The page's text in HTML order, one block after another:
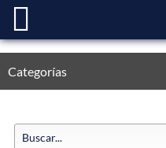
Categorías